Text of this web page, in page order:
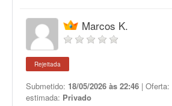
Marcos K.
Rejeitada
Submetido: 18/05/2026 às 22:46 | Oferta:
estimada: Privado